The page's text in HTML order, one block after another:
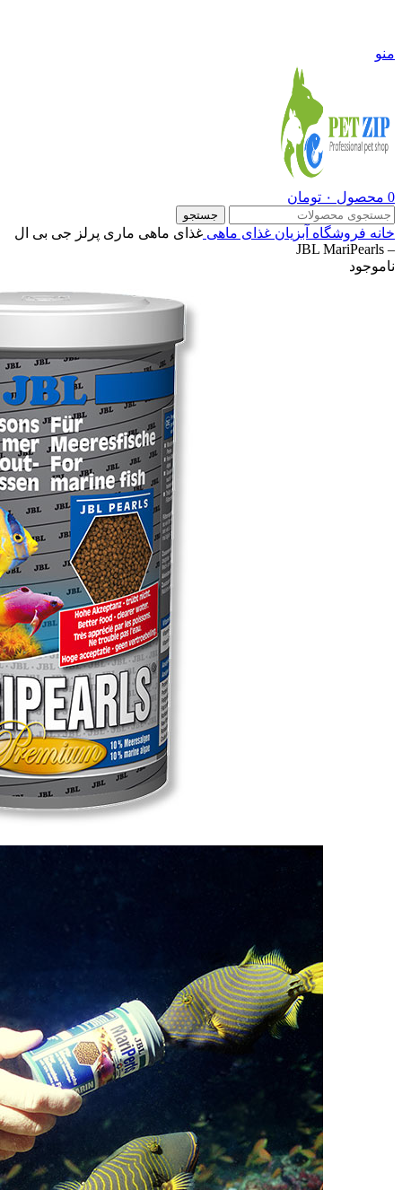
منو
0 محصول ۰ تومان
جستجو
خانه فروشگاه آبزیان غذای ماهی غذای ماهی ماری پرلز جی بی ال
– JBL MariPearls
ناموجود